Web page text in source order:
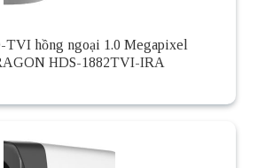
TVI hồng ngoại 1.0 Megapixel
HDS-1882TVI-IRA